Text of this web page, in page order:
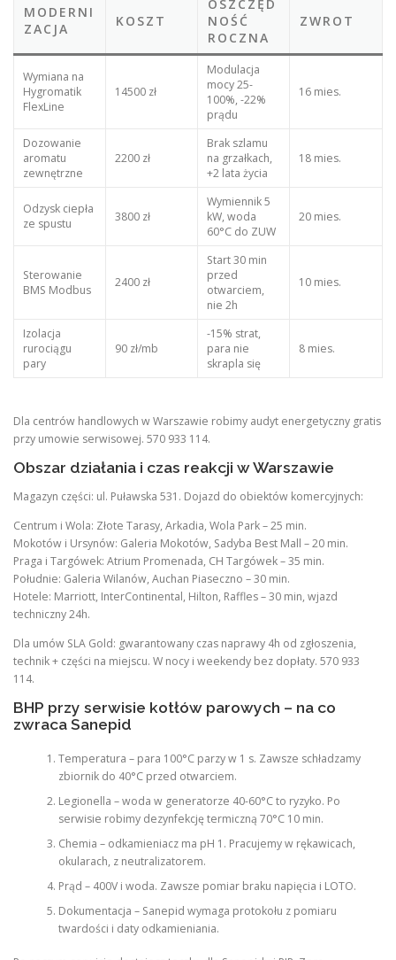
MODERNI
ZACJA
KOSZT
OSZCZĘD
NOŚĆ
ROCZNA
ZWROT
Wymiana na
Hygromatik
FlexLine
14500 zł
Modulacja
mocy 25-
100%, -22%
prądu
16 mies.
Dozowanie
aromatu
zewnętrzne
2200 zł
Brak szlamu
na grzałkach,
+2 lata życia
18 mies.
Odzysk ciepła
ze spustu
3800 zł
Wymiennik 5
kW, woda
60°C do ZUW
20 mies.
Sterowanie
BMS Modbus
2400 zł
Start 30 min
przed
otwarciem,
nie 2h
10 mies.
Izolacja
rurociągu
pary
90 zł/mb
-15% strat,
para nie
skrapla się
8 mies.
Dla centrów handlowych w Warszawie robimy audyt energetyczny gratis
przy umowie serwisowej. 570 933 114.
Obszar działania i czas reakcji w Warszawie
Magazyn części: ul. Puławska 531. Dojazd do obiektów komercyjnych:
Centrum i Wola: Złote Tarasy, Arkadia, Wola Park – 25 min.
Mokotów i Ursynów: Galeria Mokotów, Sadyba Best Mall – 20 min.
Praga i Targówek: Atrium Promenada, CH Targówek – 35 min.
Południe: Galeria Wilanów, Auchan Piaseczno – 30 min.
Hotele: Marriott, InterContinental, Hilton, Raffles – 30 min, wjazd
techniczny 24h.
Dla umów SLA Gold: gwarantowany czas naprawy 4h od zgłoszenia,
technik + części na miejscu. W nocy i weekendy bez dopłaty. 570 933
114.
BHP przy serwisie kotłów parowych – na co
zwraca Sanepid
Temperatura – para 100°C parzy w 1 s. Zawsze schładzamy
zbiornik do 40°C przed otwarciem.
Legionella – woda w generatorze 40-60°C to ryzyko. Po
serwisie robimy dezynfekcję termiczną 70°C 10 min.
Chemia – odkamieniacz ma pH 1. Pracujemy w rękawicach,
okularach, z neutralizatorem.
Prąd – 400V i woda. Zawsze pomiar braku napięcia i LOTO.
Dokumentacja – Sanepid wymaga protokołu z pomiaru
twardości i daty odkamieniania.